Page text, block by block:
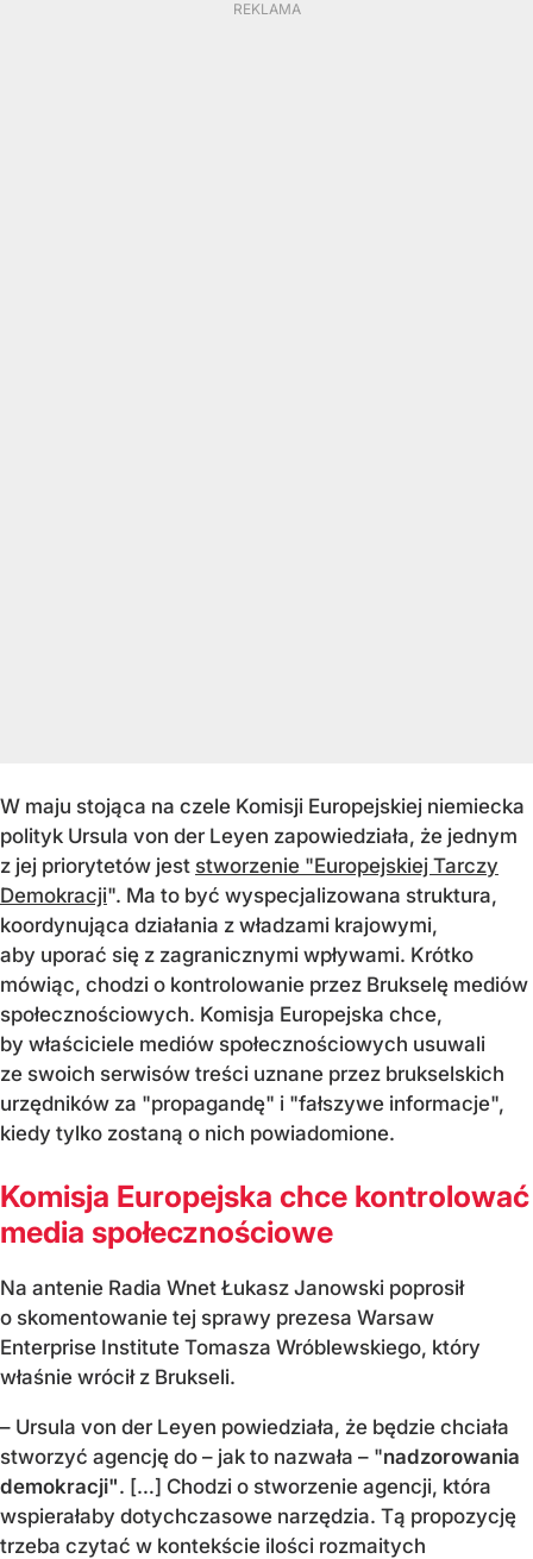
W maju stojąca na czele Komisji Europejskiej niemiecka
polityk Ursula von der Leyen zapowiedziała, że jednym
z jej priorytetów jest stworzenie "Europejskiej Tarczy
Demokracji". Ma to być wyspecjalizowana struktura,
koordynująca działania z władzami krajowymi,
aby uporać się z zagranicznymi wpływami. Krótko
mówiąc, chodzi o kontrolowanie przez Brukselę mediów
społecznościowych. Komisja Europejska chce,
by właściciele mediów społecznościowych usuwali
ze swoich serwisów treści uznane przez brukselskich
urzędników za "propagandę" i "fałszywe informacje",
kiedy tylko zostaną o nich powiadomione.
Komisja Europejska chce kontrolować
media społecznościowe
Na antenie Radia Wnet Łukasz Janowski poprosił
o skomentowanie tej sprawy prezesa Warsaw
Enterprise Institute Tomasza Wróblewskiego, który
właśnie wrócił z Brukseli.
– Ursula von der Leyen powiedziała, że będzie chciała
stworzyć agencję do – jak to nazwała – "nadzorowania
demokracji". […] Chodzi o stworzenie agencji, która
wspierałaby dotychczasowe narzędzia. Tą propozycję
trzeba czytać w kontekście ilości rozmaitych